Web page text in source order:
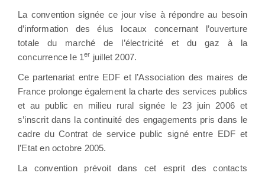
La convention signée ce jour vise à répondre au besoin
d’information des élus locaux concernant l’ouverture
totale du marché de l’électricité et du gaz à la
concurrence le 1er juillet 2007.
Ce partenariat entre EDF et l’Association des maires de
France prolonge également la charte des services publics
et au public en milieu rural signée le 23 juin 2006 et
s’inscrit dans la continuité des engagements pris dans le
cadre du Contrat de service public signé entre EDF et
l’Etat en octobre 2005.
La convention prévoit dans cet esprit des contacts